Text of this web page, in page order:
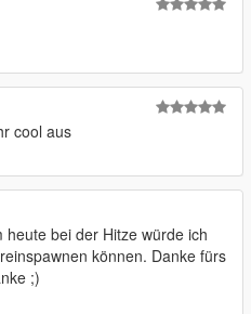
cool aus
heute bei der Hitze würde ich
können. Danke fürs
;)